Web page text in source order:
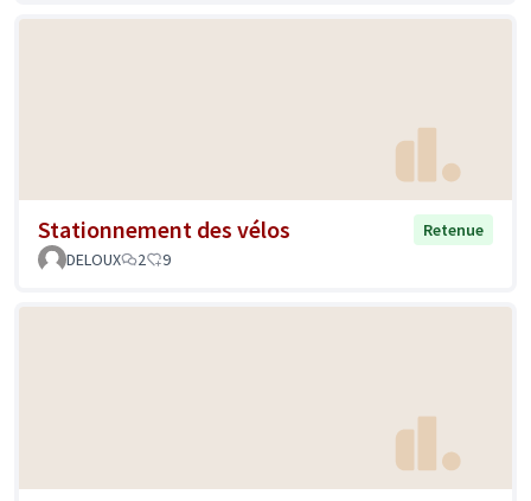
Stationnement des vélos
Retenue
DELOUX
2 9